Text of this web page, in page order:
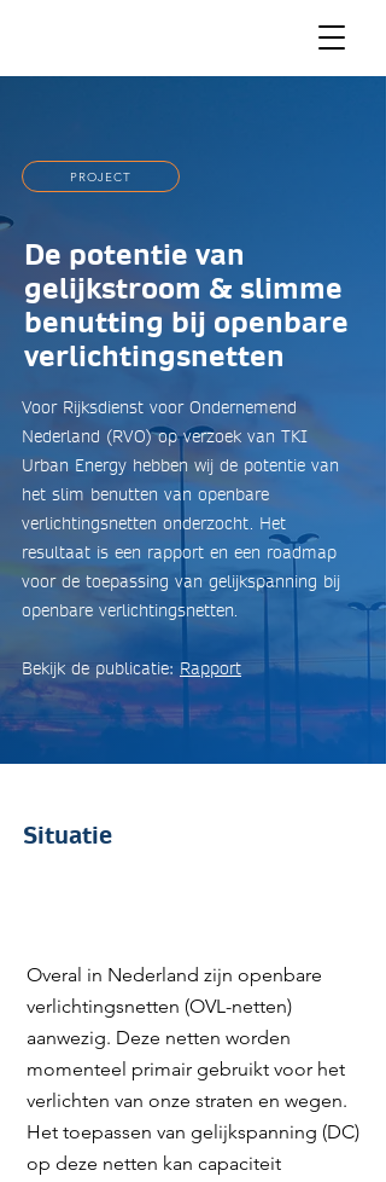
PROJECT
De potentie van
gelijkstroom & slimme
benutting bij openbare
verlichtingsnetten
Voor Rijksdienst voor Ondernemend
Nederland (RVO) op verzoek van TKI
Urban Energy hebben wij de potentie van
het slim benutten van openbare
verlichtingsnetten onderzocht. Het
resultaat is een rapport en een roadmap
voor de toepassing van gelijkspanning bij
openbare verlichtingsnetten.
Bekijk de publicatie: Rapport
Situatie
Overal in Nederland zijn openbare
verlichtingsnetten (OVL-netten)
aanwezig. Deze netten worden
momenteel primair gebruikt voor het
verlichten van onze straten en wegen.
Het toepassen van gelijkspanning (DC)
op deze netten kan capaciteit